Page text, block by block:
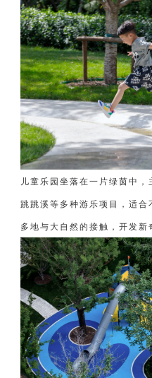
儿童乐园坐落在一片绿茵中，
跳跳溪等多种游乐项目，适
多地与大自然的接触，开发新